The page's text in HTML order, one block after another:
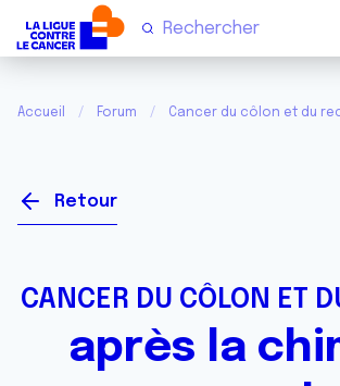
Accueil Forum Cancer du côlon et du
Retour
CANCER DU CÔLON ET
après la